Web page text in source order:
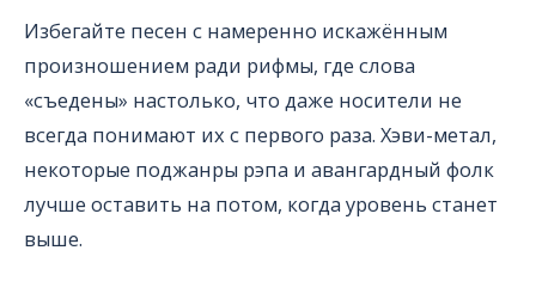
Избегайте песен с намеренно искажённым
произношением ради рифмы, где слова
«съедены» настолько, что даже носители не
всегда понимают их с первого раза. Хэви-метал,
некоторые поджанры рэпа и авангардный фолк
лучше оставить на потом, когда уровень станет
выше.